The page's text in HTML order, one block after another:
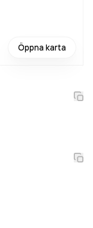
Öppna karta